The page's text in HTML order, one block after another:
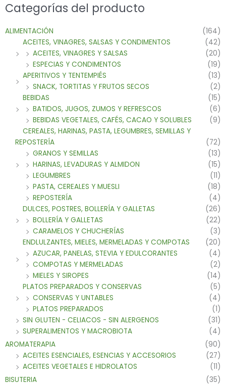
Categorías del producto
ALIMENTACIÓN
(164)
ACEITES, VINAGRES, SALSAS Y CONDIMENTOS
(42)
ACEITES, VINAGRES Y SALSAS
(20)
ESPECIAS Y CONDIMENTOS
(19)
APERITIVOS Y TENTEMPIÉS
(13)
SNACK, TORTITAS Y FRUTOS SECOS
(2)
BEBIDAS
(15)
BATIDOS, JUGOS, ZUMOS Y REFRESCOS
(6)
BEBIDAS VEGETALES, CAFÉS, CACAO Y SOLUBLES
(9)
CEREALES, HARINAS, PASTA, LEGUMBRES, SEMILLAS Y
REPOSTERÍA
(72)
GRANOS Y SEMILLAS
(13)
HARINAS, LEVADURAS Y ALMIDON
(15)
LEGUMBRES
(11)
PASTA, CEREALES Y MUESLI
(18)
REPOSTERÍA
(4)
DULCES, POSTRES, BOLLERÍA Y GALLETAS
(26)
BOLLERÍA Y GALLETAS
(22)
CARAMELOS Y CHUCHERÍAS
(3)
ENDLULZANTES, MIELES, MERMELADAS Y COMPOTAS
(20)
AZUCAR, PANELAS, STEVIA Y EDULCORANTES
(4)
COMPOTAS Y MERMELADAS
(2)
MIELES Y SIROPES
(14)
PLATOS PREPARADOS Y CONSERVAS
(5)
CONSERVAS Y UNTABLES
(4)
PLATOS PREPARADOS
(1)
SIN GLUTEN - CELIACOS - SIN ALERGENOS
(31)
SUPERALIMENTOS Y MACROBIOTA
(4)
AROMATERAPIA
(90)
ACEITES ESENCIALES, ESENCIAS Y ACCESORIOS
(27)
ACEITES VEGETALES E HIDROLATOS
(11)
BISUTERIA
(35)